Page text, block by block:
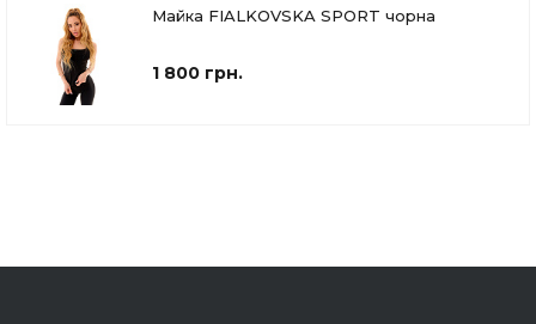
Майка FIALKOVSKA SPORT чорна
1 800 грн.